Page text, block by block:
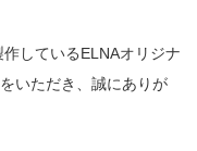
しているELNAオリジナ
いただき、誠にありが